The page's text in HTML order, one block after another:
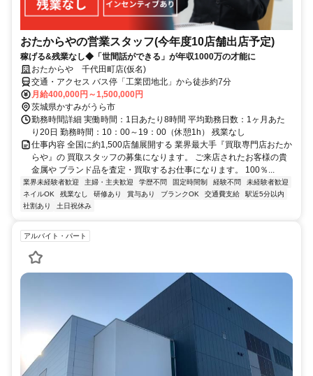
おたからやの営業スタッフ(今年度10店舗出店予定)
稼げる&残業なし◆「世間話ができる」が年収1000万の才能に
おたからや 千代田町店(仮名)
交通・アクセス バス停「工業団地北」から徒歩約7分
月給400,000円～1,500,000円
茨城県かすみがうら市
勤務時間詳細 実働時間：1日あたり8時間 平均勤務日数：1ヶ月あた
り20日 勤務時間：10：00～19：00（休憩1h） 残業なし
仕事内容 全国に約1,500店舗展開する 業界最大手『買取専門店おたか
らや』の 買取スタッフの募集になります。 ご来店されたお客様の貴
金属や ブランド品を査定・買取するお仕事になります。 100％...
業界未経験者歓迎 主婦・主夫歓迎 学歴不問 固定時間制 経験不問
未経験者歓迎
ネイルOK
残業なし 研修あり 賞与あり ブランクOK 交通費支給
駅近5分以内
社割あり
土日祝休み
アルバイト・パート